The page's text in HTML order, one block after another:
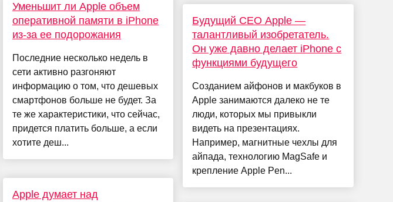
Уменьшит ли Apple объем
оперативной памяти в iPhone
из-за ее подорожания
Последние несколько недель в
сети активно разгоняют
информацию о том, что дешевых
смартфонов больше не будет. За
те же характеристики, что сейчас,
придется платить больше, а если
хотите деш...
Apple думает над
Будущий CEO Apple —
талантливый изобретатель.
Он уже давно делает iPhone с
функциями будущего
Созданием айфонов и макбуков в
Apple занимаются далеко не те
люди, которых мы привыкли
видеть на презентациях.
Например, магнитные чехлы для
айпада, технологию MagSafe и
крепление Apple Pen...